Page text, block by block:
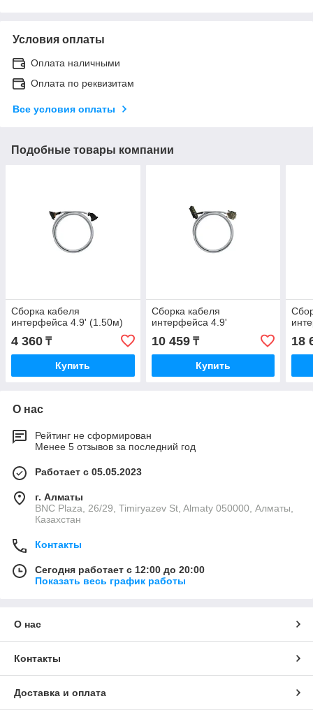
Условия оплаты
Оплата наличными
Оплата по реквизитам
Все условия оплаты
Подобные товары компании
Сборка кабеля
интерфейса 4.9' (1.50м)
4 360 ₸
Купить
Сборка кабеля
интерфейса 4.9'
10 459₸
Купить
18
О нас
Рейтинг не сформирован
Менее 5 отзывов за последний год
Работает с 05.05.2023
г. Алматы
BNC Plaza, 26/29, Timiryazev St, Almaty 050000, Алматы,
Казахстан
Контакты
Сегодня работает с 12:00 до 20:00
Показать весь график работы
О нас
Контакты
Доставка и оплата